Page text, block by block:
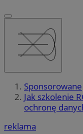
Sponsorowane
Jak szkolenie
ochronę
reklama